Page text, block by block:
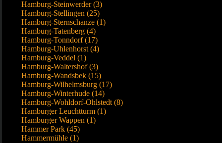
Hamburg-Steinwerder (3)
Hamburg-Stellingen (25)
Hamburg-Sternschanze (1)
Hamburg-Tatenberg (4)
Hamburg-Tonndorf (17)
Hamburg-Uhlenhorst (4)
Hamburg-Veddel (1)
Hamburg-Waltershof (3)
Hamburg-Wandsbek (15)
Hamburg-Wilhelmsburg (17)
Hamburg-Winterhude (14)
Hamburg-Wohldorf-Ohlstedt (8)
Hamburger Leuchtturm (1)
Hamburger Wappen (1)
Hammer Park (45)
Hammermühle (1)